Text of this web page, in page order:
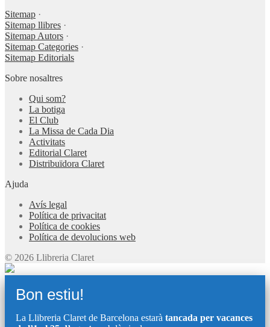
Sitemap ·
Sitemap llibres ·
Sitemap Autors ·
Sitemap Categories ·
Sitemap Editorials
Sobre nosaltres
Qui som?
La botiga
El Club
La Missa de Cada Dia
Activitats
Editorial Claret
Distribuïdora Claret
Ajuda
Avís legal
Política de privacitat
Política de cookies
Política de devolucions web
© 2026 Llibreria Claret
Bon estiu!
La Llibreria Claret de Barcelona estarà tancada per vacances